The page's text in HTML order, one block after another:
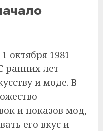
октября 1981
ранних лет
и моде. В
и показов мод,
его вкус и